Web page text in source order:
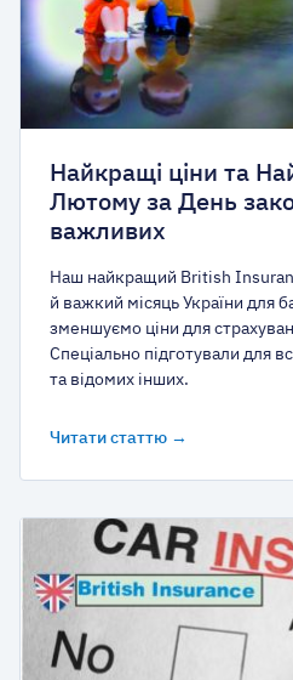
Найкращі ціни та
Лютому за День
важливих
Наш найкращий British
й важкий місяць України для
зменшуємо ціни для
Спеціально підготували для
та відомих інших.
Читати статтю →